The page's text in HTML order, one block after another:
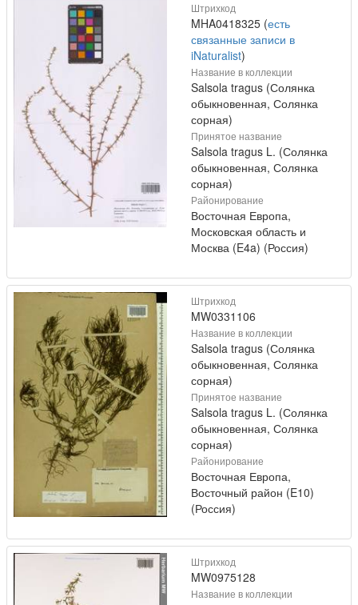
Штрихкод
MHA0418325 (есть
связанные записи в
iNaturalist)
Название в коллекции
Salsola tragus (Солянка
обыкновенная, Солянка
сорная)
Принятое название
Salsola tragus L. (Солянка
обыкновенная, Солянка
сорная)
Районирование
Восточная Европа,
Московская область и
Москва (E4a) (Россия)
Штрихкод
MW0331106
Название в коллекции
Salsola tragus (Солянка
обыкновенная, Солянка
сорная)
Принятое название
Salsola tragus L. (Солянка
обыкновенная, Солянка
сорная)
Районирование
Восточная Европа,
Восточный район (E10)
(Россия)
Штрихкод
MW0975128
Название в коллекции